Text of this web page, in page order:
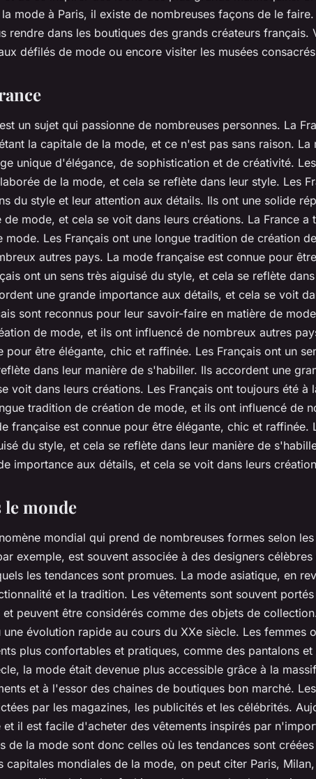
mode à Paris, il existe de nombreuses façons de le
rendre dans les boutiques des grands créateurs français.
défilés de mode ou encore visiter les musées
un sujet qui passionne de nombreuses personnes. La
la capitale de la mode, et ce n'est pas sans raison. La
unique d'élégance, de sophistication et de créativité.
de la mode, et cela se reflète dans leur style. Les
du style et leur attention aux détails. Ils ont une solide
de mode, et cela se voit dans leurs créations. La France a
mode. Les Français ont une longue tradition de création
autres pays. La mode française est connue pour
ont un sens très aiguisé du style, et cela se reflète
une grande importance aux détails, et cela se voit
sont reconnus pour leur savoir-faire en matière de
de mode, et ils ont influencé de nombreux autres
pour être élégante, chic et raffinée. Les Français ont un
dans leur manière de s'habiller. Ils accordent une
voit dans leurs créations. Les Français ont toujours été à
tradition de création de mode, et ils ont influencé de
française est connue pour être élégante, chic et raffinée.
du style, et cela se reflète dans leur manière de
importance aux détails, et cela se voit dans leurs
le monde
mondial qui prend de nombreuses formes selon
exemple, est souvent associée à des designers célèbres
les tendances sont promues. La mode asiatique, en
et la tradition. Les vêtements sont souvent
peuvent être considérés comme des objets de
évolution rapide au cours du XXe siècle. Les femmes
plus confortables et pratiques, comme des pantalons
la mode était devenue plus accessible grâce à la
et à l'essor des chaines de boutiques bon marché.
par les magazines, les publicités et les célébrités.
et il est facile d'acheter des vêtements inspirés par
de la mode sont donc celles où les tendances sont
capitales mondiales de la mode, on peut citer Paris,